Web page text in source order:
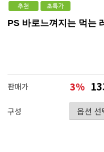
PS 바로느껴지는 먹는
판매가 3%
구성